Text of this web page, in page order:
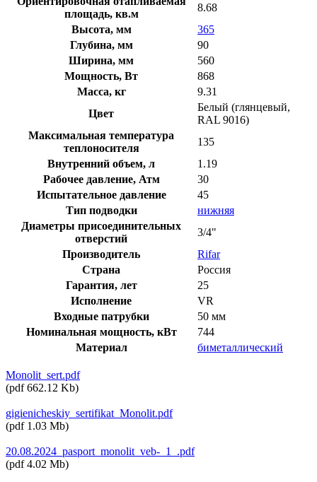
площадь, кв.м
8.68
Высота, мм
365
Глубина, мм
90
Ширина, мм
560
Мощность, Вт
868
Масса, кг
9.31
Цвет
Белый (глянцевый,
RAL 9016)
Максимальная температура
теплоносителя
135
Внутренний объем, л
1.19
Рабочее давление, Атм
30
Испытательное давление
45
Тип подводки
нижняя
Диаметры присоединительных
отверстий
3/4"
Производитель
Rifar
Страна
Россия
Гарантия, лет
25
Исполнение
VR
Входные патрубки
50 мм
Номинальная мощность, кВт
744
Материал
биметаллический
Monolit_sert.pdf
(pdf 662.12 Kb)
gigienicheskiy_sertifikat_Monolit.pdf
(pdf 1.03 Mb)
20.08.2024_pasport_monolit_veb-_1_.pdf
(pdf 4.02 Mb)